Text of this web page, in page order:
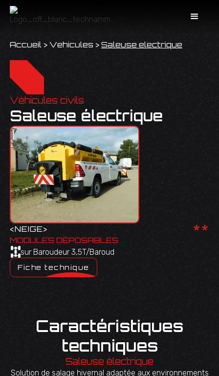
Accueil > Vehicules > Saleuse electrique
Véhicules civils
Saleuse électrique
MODULES DÉPOSABLES
sur Baroudeur 3,5T/Baroud
Fiche technique
<NEIGE> **
Caractéristiques
techniques
Saleuse électrique
Solution de salage hivernal adaptée aux environnements